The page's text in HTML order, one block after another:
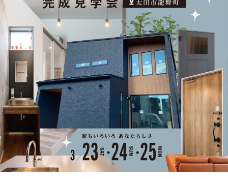
施工事例
GALLERY
かなう家が設計施工した住まいの写真
COMPANY
株式会社かなう家の紹介
STAFF
スタッフ紹介
BLOG
「本日も絶好調さまです！』代表・窪田 純一のブログ